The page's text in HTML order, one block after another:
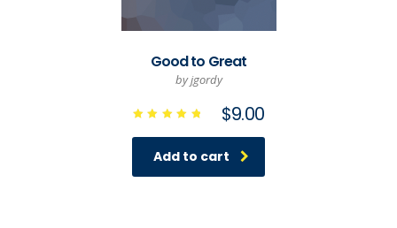
Good to Great
by jgordy
5.00
$9.00
Add to cart